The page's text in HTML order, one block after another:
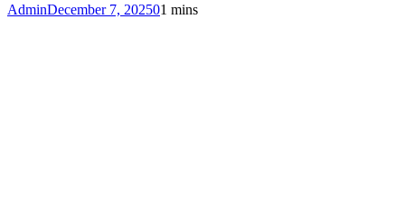
AdminDecember 7, 202501 mins